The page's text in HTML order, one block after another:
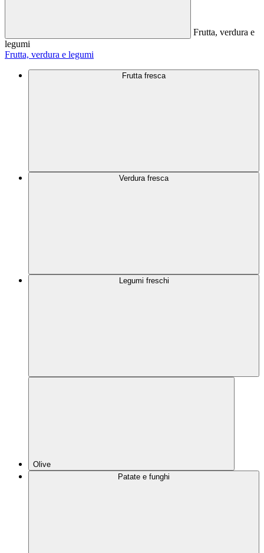
Frutta, verdura e
legumi
Frutta, verdura e legumi
Frutta fresca
Verdura fresca
Legumi freschi
Olive
Patate e funghi